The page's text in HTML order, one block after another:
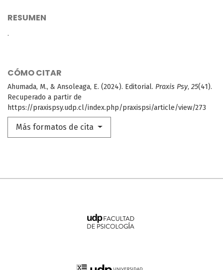
CÓMO CITAR
Ahumada, M., & Ansoleaga, E. (2024). Editorial. Praxis Psy, 25(41).
Recuperado a partir de
https://praxispsy.udp.cl/index.php/praxispsi/article/view/273
Más formatos de cita
RESUMEN
.